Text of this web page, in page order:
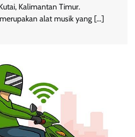
Kalimantan Timur.
merupakan alat musik yang […]